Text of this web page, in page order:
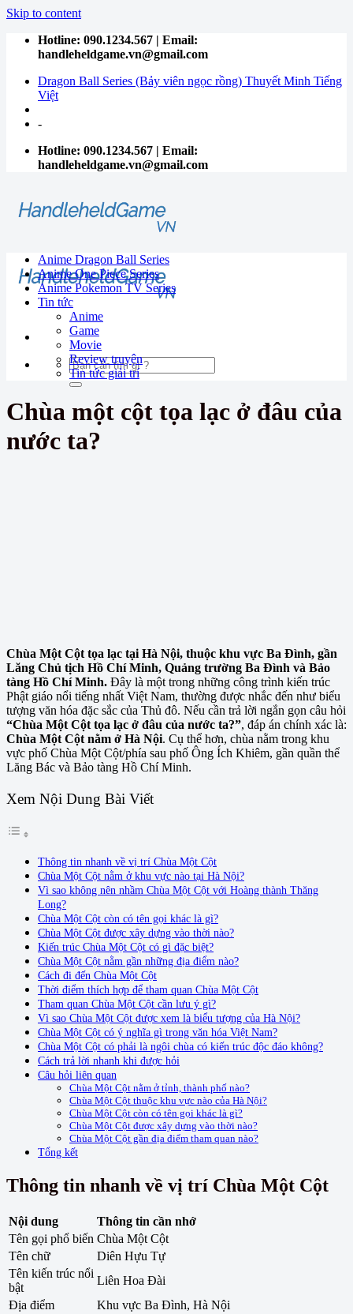
Skip to content
Hotline: 090.1234.567 | Email:
handleheldgame.vn@gmail.com
Dragon Ball Series (Bảy viên ngọc rồng) Thuyết Minh Tiếng
Việt
-
Hotline: 090.1234.567 | Email:
handleheldgame.vn@gmail.com
Anime Dragon Ball Series
Anime One Piece Series
Anime Pokemon TV Series
Tin tức
Anime
Game
Movie
Review truyện
Tin tức giải trí
Chùa một cột tọa lạc ở đâu của
nước ta?
Chùa Một Cột tọa lạc tại Hà Nội, thuộc khu vực Ba Đình, gần
Lăng Chủ tịch Hồ Chí Minh, Quảng trường Ba Đình và Bảo
tàng Hồ Chí Minh. Đây là một trong những công trình kiến trúc
Phật giáo nổi tiếng nhất Việt Nam, thường được nhắc đến như biểu
tượng văn hóa đặc sắc của Thủ đô. Nếu cần trả lời ngắn gọn câu hỏi
“Chùa Một Cột tọa lạc ở đâu của nước ta?”, đáp án chính xác là:
Chùa Một Cột nằm ở Hà Nội. Cụ thể hơn, chùa nằm trong khu
vực phố Chùa Một Cột/phía sau phố Ông Ích Khiêm, gần quần thể
Lăng Bác và Bảo tàng Hồ Chí Minh.
Xem Nội Dung Bài Viết
Thông tin nhanh về vị trí Chùa Một Cột
Chùa Một Cột nằm ở khu vực nào tại Hà Nội?
Vì sao không nên nhầm Chùa Một Cột với Hoàng thành Thăng
Long?
Chùa Một Cột còn có tên gọi khác là gì?
Chùa Một Cột được xây dựng vào thời nào?
Kiến trúc Chùa Một Cột có gì đặc biệt?
Chùa Một Cột nằm gần những địa điểm nào?
Cách đi đến Chùa Một Cột
Thời điểm thích hợp để tham quan Chùa Một Cột
Tham quan Chùa Một Cột cần lưu ý gì?
Vì sao Chùa Một Cột được xem là biểu tượng của Hà Nội?
Chùa Một Cột có ý nghĩa gì trong văn hóa Việt Nam?
Chùa Một Cột có phải là ngôi chùa có kiến trúc độc đáo không?
Cách trả lời nhanh khi được hỏi
Câu hỏi liên quan
Chùa Một Cột nằm ở tỉnh, thành phố nào?
Chùa Một Cột thuộc khu vực nào của Hà Nội?
Chùa Một Cột còn có tên gọi khác là gì?
Chùa Một Cột được xây dựng vào thời nào?
Chùa Một Cột gần địa điểm tham quan nào?
Tổng kết
Thông tin nhanh về vị trí Chùa Một Cột
Nội dung
Thông tin cần nhớ
Tên gọi phổ biến Chùa Một Cột
Tên chữ
Diên Hựu Tự
Tên kiến trúc nổi
bật
Liên Hoa Đài
Địa điểm
Khu vực Ba Đình, Hà Nội